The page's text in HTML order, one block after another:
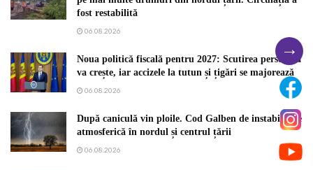
fost restabilită
06.08.2026
Noua politică fiscală pentru 2027: Scutirea personală
va crește, iar accizele la tutun și țigări se majorează
06.08.2026
După caniculă vin ploile. Cod Galben de instabilitate
atmosferică în nordul și centrul țării
06.08.2026
→